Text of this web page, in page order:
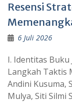
Resensi
6 Juli 2026
I. Identitas Buku
Langkah Taktis
Andini Kusuma,
Mulya, Siti Silmi